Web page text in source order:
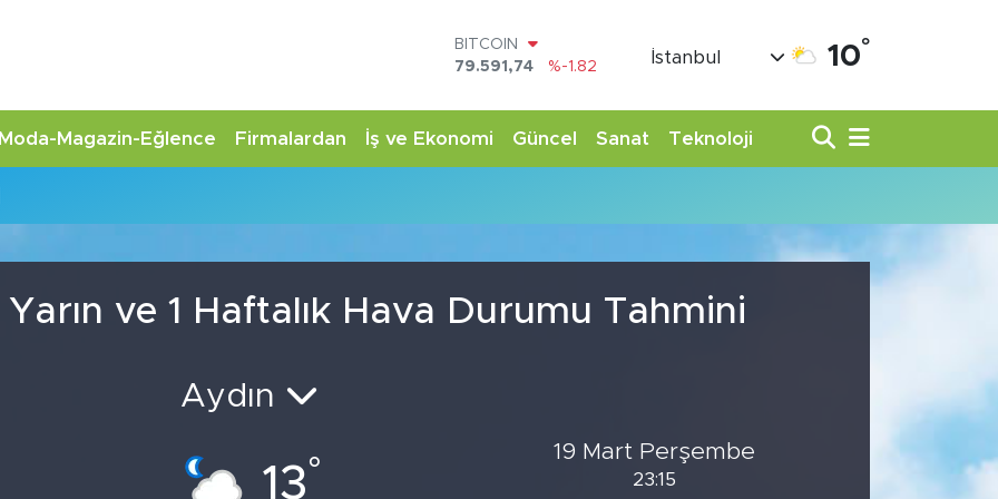
BITCOIN
79.591,74
%-1.82
45,43620
%0.02
EURO
BİST100
İstanbul 10°
Moda-Magazin-Eğlence Firmalardan İş ve Ekonomi Güncel Sanat Teknoloji
ve 1 Haftalık Hava Durumu Tahmini
Aydın
13°
19 Mart Perşembe
23:15